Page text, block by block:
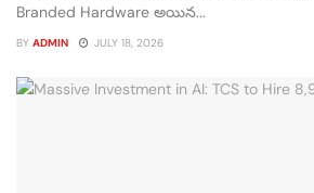
Branded Hardware అయిన...
BY ADMIN JULY 18, 2026